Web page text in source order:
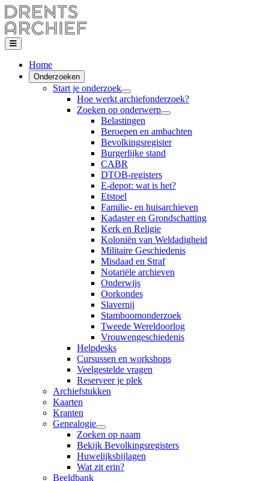
Home
Onderzoeken
Start je onderzoek
Hoe werkt archiefonderzoek?
Zoeken op onderwerp
Belastingen
Beroepen en ambachten
Bevolkingsregister
Burgerlijke stand
CABR
DTOB-registers
E-depot: wat is het?
Etstoel
Familie- en huisarchieven
Kadaster en Grondschatting
Kerk en Religie
Koloniën van Weldadigheid
Militaire Geschiedenis
Misdaad en Straf
Notariële archieven
Onderwijs
Oorkondes
Slavernij
Stamboomonderzoek
Tweede Wereldoorlog
Vrouwengeschiedenis
Helpdesks
Cursussen en workshops
Veelgestelde vragen
Reserveer je plek
Archiefstukken
Kaarten
Kranten
Genealogie
Zoeken op naam
Bekijk Bevolkingsregisters
Huwelijksbijlagen
Wat zit erin?
Beeldbank